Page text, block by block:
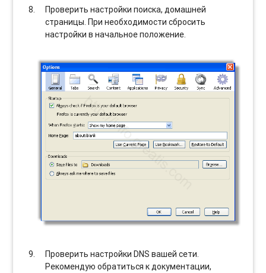
Проверить настройки поиска, домашней
страницы. При необходимости сбросить
настройки в начальное положение.
Проверить настройки DNS вашей сети.
Рекомендую обратиться к документации,